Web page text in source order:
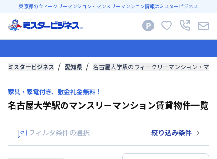
東京都のウィークリーマンション・マンスリーマンション情報はミスタービジネス
ミスタービジネス 愛知県 名古屋大学駅のウィークリーマンション・マ
家具・家電付き、敷金礼金無料！
名古屋大学駅のマンスリーマンション賃貸物件一覧
フィルタ条件の選択 絞り込み条件